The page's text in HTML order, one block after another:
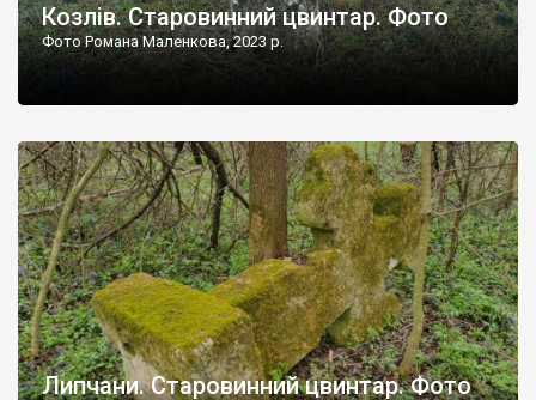
Козлів. Старовинний цвинтар. Фото
Фото Романа Маленкова, 2023 р.
Липчани. Старовинний цвинтар. Фото